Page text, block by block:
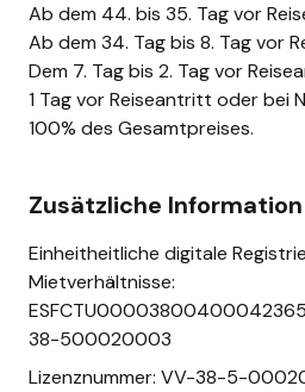
Ab dem 44. bis 35. Tag vor
Ab dem 34. Tag bis 8. Tag vor
Dem 7. Tag bis 2. Tag vor
1 Tag vor Reiseantritt oder bei
100% des Gesamtpreises.
Zusätzliche Information
Einheitheitliche digitale
Mietverhältnisse:
38-500020003
Lizenznummer: VV-38-5-